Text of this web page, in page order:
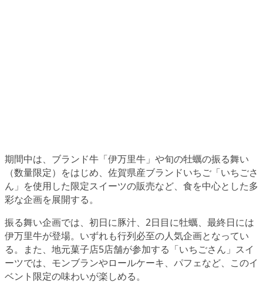
期間中は、ブランド牛「伊万里牛」や旬の牡蠣の振る舞い
（数量限定）をはじめ、佐賀県産ブランドいちご「いちごさ
ん」を使用した限定スイーツの販売など、食を中心とした多
彩な企画を展開する。
振る舞い企画では、初日に豚汁、2日目に牡蠣、最終日には
伊万里牛が登場。いずれも行列必至の人気企画となってい
る。また、地元菓子店5店舗が参加する「いちごさん」スイ
ーツでは、モンブランやロールケーキ、パフェなど、このイ
ベント限定の味わいが楽しめる。